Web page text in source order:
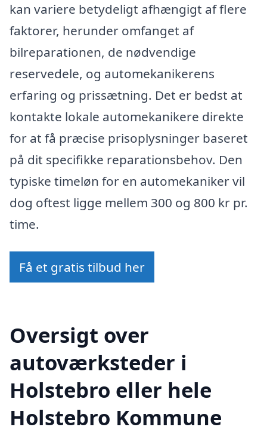
kan variere betydeligt afhængigt af flere
faktorer, herunder omfanget af
bilreparationen, de nødvendige
reservedele, og automekanikerens
erfaring og prissætning. Det er bedst at
kontakte lokale automekanikere direkte
for at få præcise prisoplysninger baseret
på dit specifikke reparationsbehov. Den
typiske timeløn for en automekaniker vil
dog oftest ligge mellem 300 og 800 kr pr.
time.
Få et gratis tilbud her
Oversigt over
autoværksteder i
Holstebro eller hele
Holstebro Kommune